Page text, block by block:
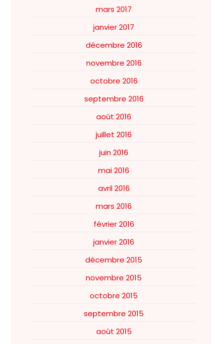
mars 2017
janvier 2017
décembre 2016
novembre 2016
octobre 2016
septembre 2016
août 2016
juillet 2016
juin 2016
mai 2016
avril 2016
mars 2016
février 2016
janvier 2016
décembre 2015
novembre 2015
octobre 2015
septembre 2015
août 2015